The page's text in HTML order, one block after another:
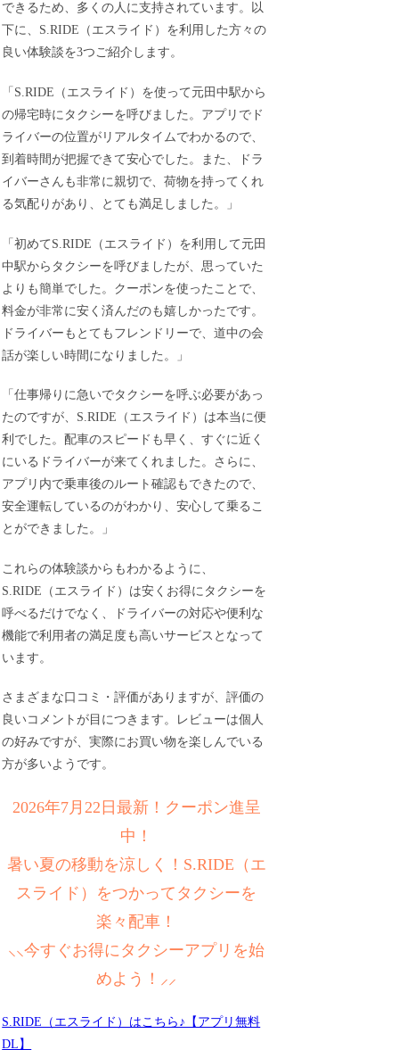
できるため、多くの人に支持されています。以
下に、S.RIDE（エスライド）を利用した方々の
良い体験談を3つご紹介します。
「S.RIDE（エスライド）を使って元田中駅から
の帰宅時にタクシーを呼びました。アプリでド
ライバーの位置がリアルタイムでわかるので、
到着時間が把握できて安心でした。また、ドラ
イバーさんも非常に親切で、荷物を持ってくれ
る気配りがあり、とても満足しました。」
「初めてS.RIDE（エスライド）を利用して元田
中駅からタクシーを呼びましたが、思っていた
よりも簡単でした。クーポンを使ったことで、
料金が非常に安く済んだのも嬉しかったです。
ドライバーもとてもフレンドリーで、道中の会
話が楽しい時間になりました。」
「仕事帰りに急いでタクシーを呼ぶ必要があっ
たのですが、S.RIDE（エスライド）は本当に便
利でした。配車のスピードも早く、すぐに近く
にいるドライバーが来てくれました。さらに、
アプリ内で乗車後のルート確認もできたので、
安全運転しているのがわかり、安心して乗るこ
とができました。」
これらの体験談からもわかるように、
S.RIDE（エスライド）は安くお得にタクシーを
呼べるだけでなく、ドライバーの対応や便利な
機能で利用者の満足度も高いサービスとなって
います。
さまざまな口コミ・評価がありますが、評価の
良いコメントが目につきます。レビューは個人
の好みですが、実際にお買い物を楽しんでいる
方が多いようです。
2026年7月22日最新！クーポン進呈
中！
暑い夏の移動を涼しく！S.RIDE（エ
スライド）をつかってタクシーを
楽々配車！
⸜⸜今すぐお得にタクシーアプリを始
めよう！⸝⸝
S.RIDE（エスライド）はこちら♪【アプリ無料
DL】